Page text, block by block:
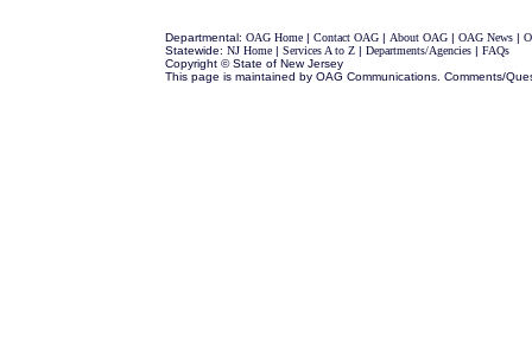
Departmental: OAG Home| Contact OAG| About OAG| OAG News|
Statewide: NJ Home| Services A to Z | Departments/Agencies| FAQs
Copyright © State of New Jersey
This page is maintained by OAG Communications. Comments/